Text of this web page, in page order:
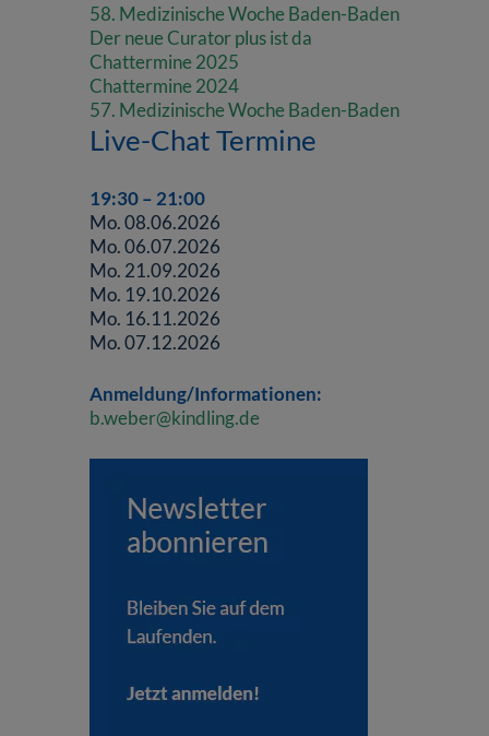
58. Medizinische Woche Baden-Baden
Der neue Curator plus ist da
Chattermine 2025
Chattermine 2024
57. Medizinische Woche Baden-Baden
Live-Chat Termine
19:30 – 21:00
Mo. 08.06.2026
Mo. 06.07.2026
Mo. 21.09.2026
Mo. 19.10.2026
Mo. 16.11.2026
Mo. 07.12.2026
Anmeldung/Informationen:
b.weber@kindling.de